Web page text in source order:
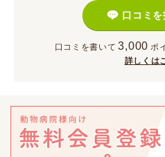
口コミ
口コミを書いて 3,000 ポ
詳しくは